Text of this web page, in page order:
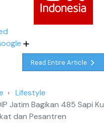
Read Entire Article
Lifestyle
Jatim Bagikan 485 Sapi
dan Pesantren